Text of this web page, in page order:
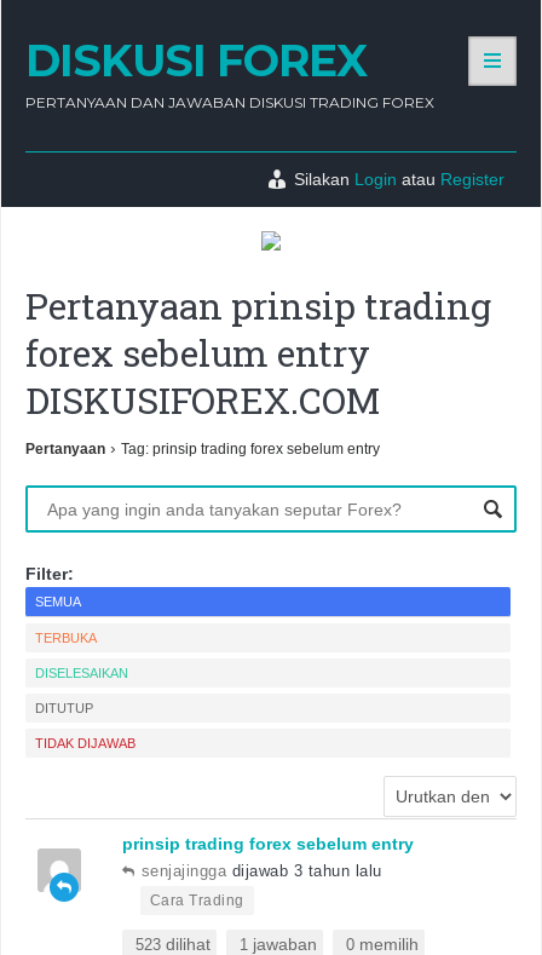
DISKUSI FOREX
PERTANYAAN DAN JAWABAN DISKUSI TRADING FOREX
Silakan Login atau Register
Pertanyaan prinsip trading
forex sebelum entry
DISKUSIFOREX.COM
Pertanyaan › Tag: prinsip trading forex sebelum entry
Filter:
SEMUA
TERBUKA
DISELESAIKAN
DITUTUP
TIDAK DIJAWAB
prinsip trading forex sebelum entry
senjajingga dijawab 3 tahun lalu
Cara Trading
523 dilihat 1 jawaban 0 memilih